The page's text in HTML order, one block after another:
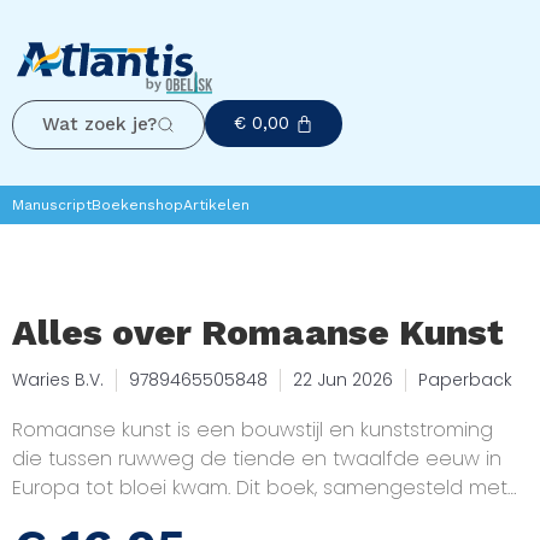
Wat zoek je? € 0,00
ManuscriptBoekenshopArtikelen
Alles over Romaanse Kunst
Waries B.V. 9789465505848 22 Jun 2026 Paperback
Romaanse kunst is een bouwstijl en kunststroming
die tussen ruwweg de tiende en twaalfde eeuw in
Europa tot bloei kwam. Dit boek, samengesteld met